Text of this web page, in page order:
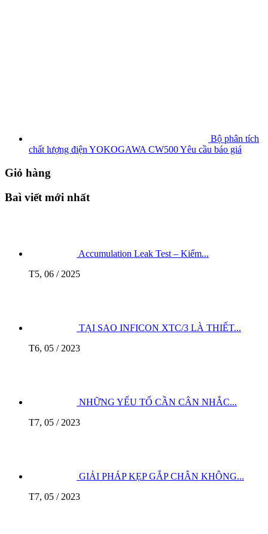
Bộ phân tích
chất lượng điện YOKOGAWA CW500Yêu cầu báo giá
Giỏ hàng
Baì viết mới nhất
Accumulation Leak Test – Kiểm...
T5, 06 / 2025
TẠI SAO INFICON XTC/3 LÀ THIẾT...
T6, 05 / 2023
NHỮNG YẾU TỐ CẦN CÂN NHẮC...
T7, 05 / 2023
GIẢI PHÁP KẸP GẮP CHÂN KHÔNG...
T7, 05 / 2023